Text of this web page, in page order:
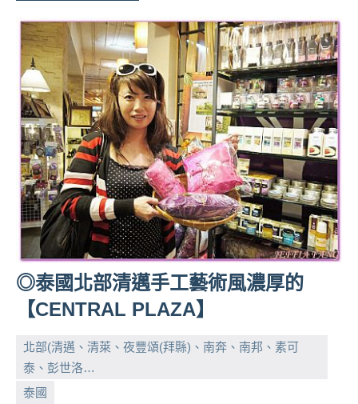
◎泰國北部清邁手工藝術風濃厚的
【CENTRAL PLAZA】
北部(清邁、清萊、夜豐頌(拜縣)、南奔、南邦、素可
泰、彭世洛…
泰國
小
No